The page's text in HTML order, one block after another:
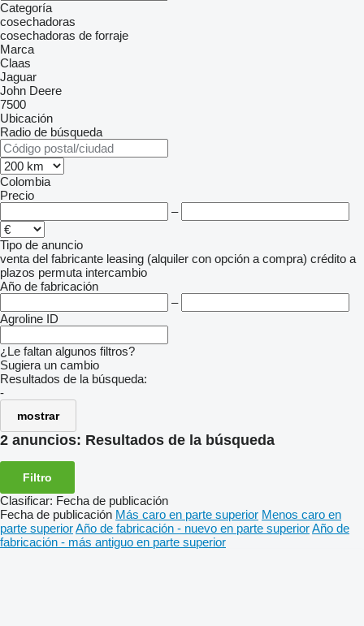
Categoría
cosechadoras
cosechadoras de forraje
Marca
Claas
Jaguar
John Deere
7500
Ubicación
Radio de búsqueda
Colombia
Precio
–
Tipo de anuncio
venta del fabricante leasing (alquiler con opción a compra) crédito a
plazos permuta intercambio
Año de fabricación
–
Agroline ID
¿Le faltan algunos filtros?
Sugiera un cambio
Resultados de la búsqueda:
-
mostrar
2 anuncios: Resultados de la búsqueda
Filtro
Clasificar: Fecha de publicación
Fecha de publicación Más caro en parte superior Menos caro en
parte superiorAño de fabricación - nuevo en parte superiorAño de
fabricación - más antiguo en parte superior